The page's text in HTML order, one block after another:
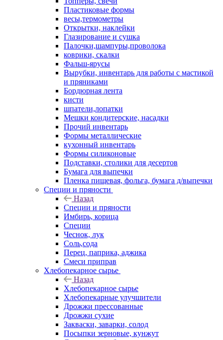
Пластиковые формы
весы,термометры
Открытки, наклейки
Глазирование и сушка
Палочки,шампуры,проволока
коврики, скалки
Фальш-ярусы
Вырубки, инвентарь для работы с мастикой
и пряниками
Бордюрная лента
кисти
шпатели,лопатки
Мешки кондитерские, насадки
Прочий инвентарь
Формы металлические
кухонный инвентарь
Формы силиконовые
Подставки, столики для десертов
Бумага для выпечки
Пленка пищевая, фольга, бумага д/выпечки
Специи и пряности
Назад
Специи и пряности
Имбирь, корица
Специи
Чеснок, лук
Соль,сода
Перец, паприка, аджика
Смеси приправ
Хлебопекарное сырье
Назад
Хлебопекарное сырье
Хлебопекарные улучшители
Дрожжи прессованные
Дрожжи сухие
Закваски, заварки, солод
Посыпки зерновые, кунжут